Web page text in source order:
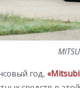
год,